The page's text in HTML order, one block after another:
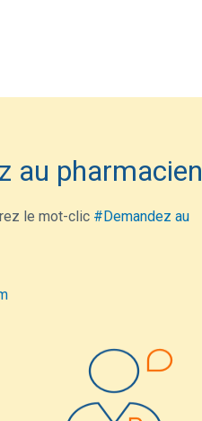
au pharmacien
le mot-clic #Demandez au